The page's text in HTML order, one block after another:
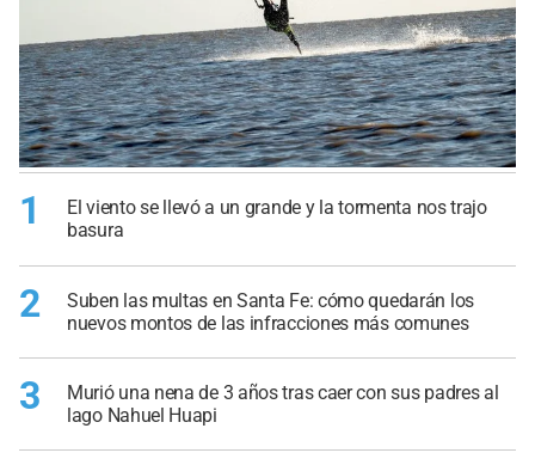
1
El viento se llevó a un grande y la tormenta nos trajo
basura
2
Suben las multas en Santa Fe: cómo quedarán los
nuevos montos de las infracciones más comunes
3
Murió una nena de 3 años tras caer con sus padres al
lago Nahuel Huapi